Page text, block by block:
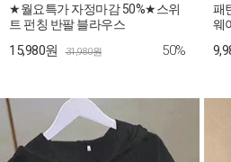
★월요특가 자정마감 50%★스위
트 펀칭 반팔 블라우스
15,980원 31,980원 50%
패
웨